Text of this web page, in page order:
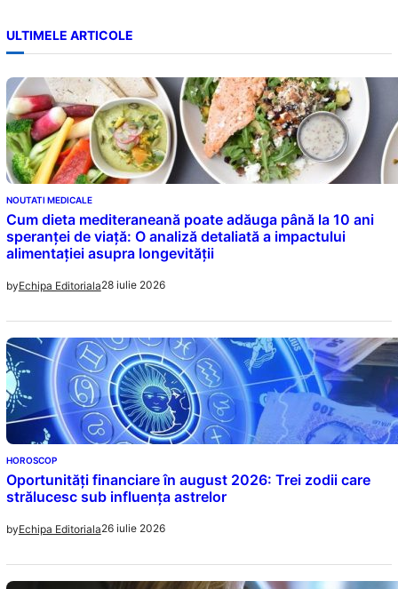
ULTIMELE ARTICOLE
NOUTATI MEDICALE
Cum dieta mediteraneană poate adăuga până la 10 ani
speranței de viață: O analiză detaliată a impactului
alimentației asupra longevității
byEchipa Editoriala28 iulie 2026
HOROSCOP
Oportunități financiare în august 2026: Trei zodii care
strălucesc sub influența astrelor
byEchipa Editoriala26 iulie 2026